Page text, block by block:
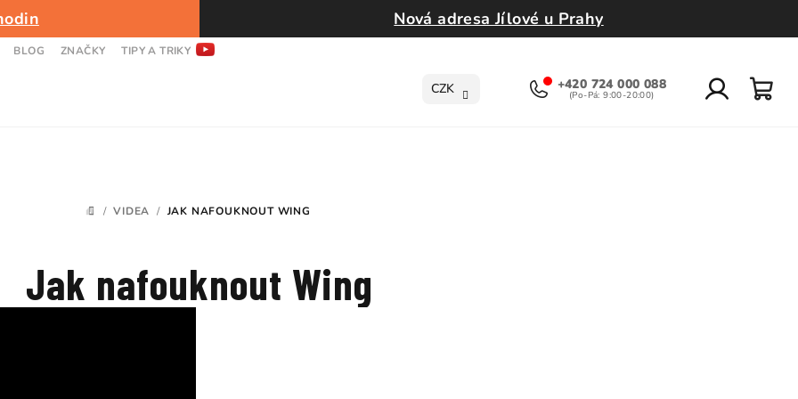
Nová adresa Jílové u Prahy
BLOG ZNAČKY TIPY A TRIKY
CZK +420 724 000 088
DOMŮ
/ VIDEA / JAK NAFOUKNOUT WING
Jak nafouknout Wing